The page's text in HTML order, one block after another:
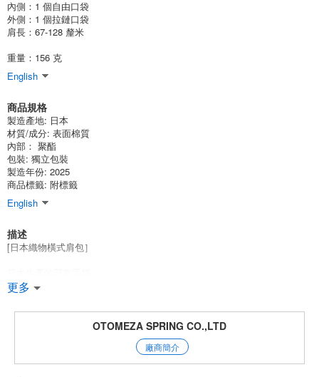
內側：1 個自由口袋
外側：1 個拉鏈口袋
肩長：67-128 釐米
重量：156 克
English
商品規格
製造產地: 日本
材質/成分: 表面棉質
內部： 聚酯
包裝: 獨立包裝
製造年份: 2025
商品標籤: 附標籤
English
描述
[日本織物橫式肩包］
這款手袋由耐用的內層織物製成。
免費內袋
拉鏈外袋，儲物空間充足。
日本製造 日本製造 母親節禮物 輕質收納女士單肩包 內部裝飾 旅行 ；
English
更多
OTOMEZA SPRING CO.,LTD
廠商簡介